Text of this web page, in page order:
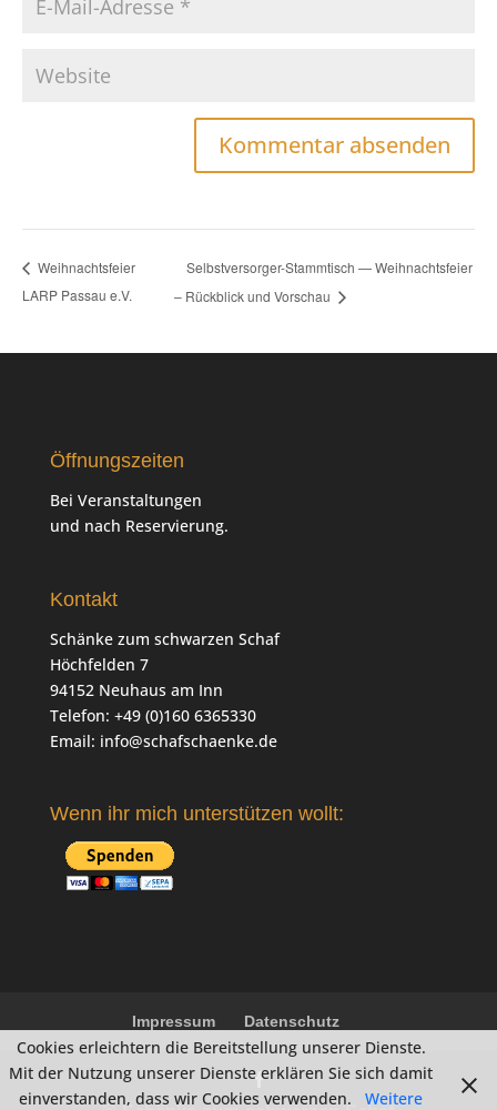
Weihnachtsfeier
LARP Passau e.V.
Selbstversorger-Stammtisch — Weihnachtsfeier
– Rückblick und Vorschau
Öffnungszeiten
Bei Veranstaltungen
und nach Reservierung.
Kontakt
Schänke zum schwarzen Schaf
Höchfelden 7
94152 Neuhaus am Inn
Telefon: +49 (0)160 6365330
Email: info@schafschaenke.de
Wenn ihr mich unterstützen wollt:
Impressum Datenschutz
Cookies erleichtern die Bereitstellung unserer Dienste.
Mit der Nutzung unserer Dienste erklären Sie sich damit
einverstanden, dass wir Cookies verwenden.
Weitere